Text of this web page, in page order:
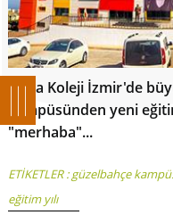
Doğa Koleji İzmir'de
kampüsünden yeni
"merhaba"...
ETİKETLER :güzelbahçe
eğitim yılı